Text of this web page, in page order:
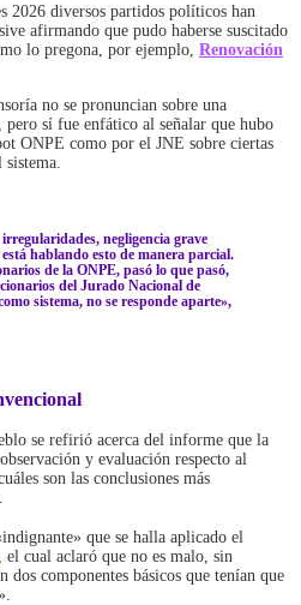
2026 diversos partidos políticos han
afirmando que pudo haberse suscitado
lo pregona, por ejemplo, Renovación
no se pronuncian sobre una
sí fue enfático al señalar que hubo
ONPE como por el JNE sobre ciertas
negligencia grave
hablando esto de manera parcial.
de la ONPE, pasó lo que pasó,
del Jurado Nacional de
sistema, no se responde aparte»,
se refirió acerca del informe que la
y evaluación respecto al
son las conclusiones más
que se halla aplicado el
, el cual aclaró que no es malo, sin
dos componentes básicos que tenían que